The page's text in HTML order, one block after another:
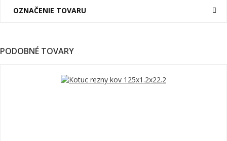
OZNAČENIE TOVARU
PODOBNÉ TOVARY